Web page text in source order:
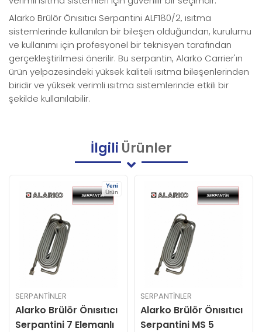
Alarko Brülör Önısıtıcı Serpantini ALF180/2, ısıtma
sistemlerinde kullanılan bir bileşen olduğundan, kurulumu
ve kullanımı için profesyonel bir teknisyen tarafından
gerçekleştirilmesi önerilir. Bu serpantin, Alarko Carrier'ın
ürün yelpazesindeki yüksek kaliteli ısıtma bileşenlerinden
biridir ve yüksek verimli ısıtma sistemlerinde etkili bir
şekilde kullanılabilir.
İlgili Ürünler
SERPANTINLER
Alarko Brülör Önısıtıcı
Serpantini MS 5
SERPANTINLER
Alarko Brülör Önısıtıcı
Serpantini Yeni